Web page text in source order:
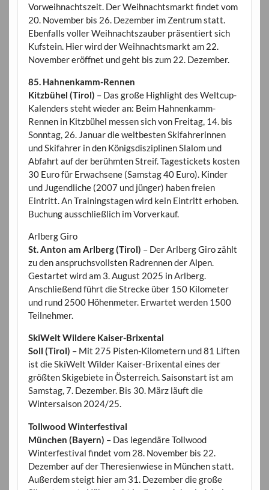
Vorweihnachtszeit. Der Weihnachtsmarkt findet vom
20. November bis 26. Dezember im Zentrum statt.
Ebenfalls voller Weihnachtszauber präsentiert sich
Kufstein. Hier wird der Weihnachtsmarkt am 22.
November eröffnet und geht bis zum 22. Dezember.
85. Hahnenkamm-Rennen
Kitzbühel (Tirol) – Das große Highlight des Weltcup-
Kalenders steht wieder an: Beim Hahnenkamm-
Rennen in Kitzbühel messen sich von Freitag, 14. bis
Sonntag, 26. Januar die weltbesten Skifahrerinnen
und Skifahrer in den Königsdisziplinen Slalom und
Abfahrt auf der berühmten Streif. Tagestickets kosten
30 Euro für Erwachsene (Samstag 40 Euro). Kinder
und Jugendliche (2007 und jünger) haben freien
Eintritt. An Trainingstagen wird kein Eintritt erhoben.
Buchung ausschließlich im Vorverkauf.
Arlberg Giro
St. Anton am Arlberg (Tirol) – Der Arlberg Giro zählt
zu den anspruchsvollsten Radrennen der Alpen.
Gestartet wird am 3. August 2025 in Arlberg.
Anschließend führt die Strecke über 150 Kilometer
und rund 2500 Höhenmeter. Erwartet werden 1500
Teilnehmer.
SkiWelt Wildere Kaiser-Brixental
Soll (Tirol) – Mit 275 Pisten-Kilometern und 81 Liften
ist die SkiWelt Wilder Kaiser-Brixental eines der
größten Skigebiete in Österreich. Saisonstart ist am
Samstag, 7. Dezember. Bis 30. März läuft die
Wintersaison 2024/25.
Tollwood Winterfestival
München (Bayern) – Das legendäre Tollwood
Winterfestival findet vom 28. November bis 22.
Dezember auf der Theresienwiese in München statt.
Außerdem steigt hier am 31. Dezember die große